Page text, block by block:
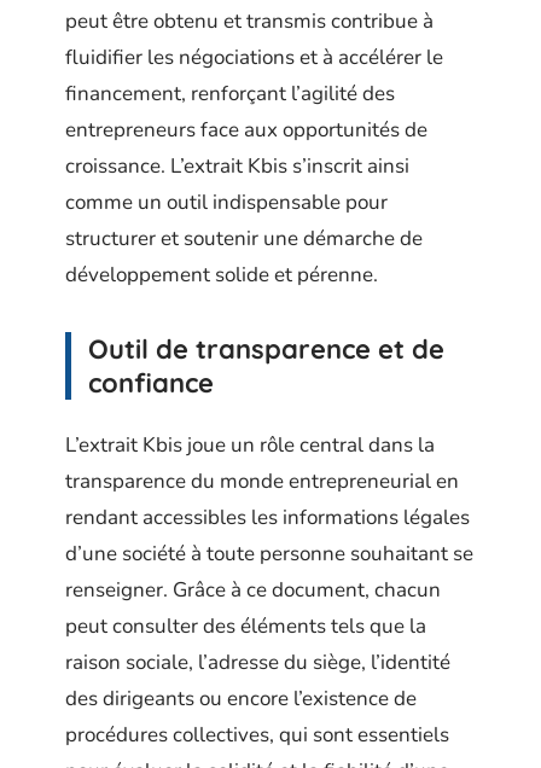
peut être obtenu et transmis contribue à
fluidifier les négociations et à accélérer le
financement, renforçant l’agilité des
entrepreneurs face aux opportunités de
croissance. L’extrait Kbis s’inscrit ainsi
comme un outil indispensable pour
structurer et soutenir une démarche de
développement solide et pérenne.
Outil de transparence et de
confiance
L’extrait Kbis joue un rôle central dans la
transparence du monde entrepreneurial en
rendant accessibles les informations légales
d’une société à toute personne souhaitant se
renseigner. Grâce à ce document, chacun
peut consulter des éléments tels que la
raison sociale, l’adresse du siège, l’identité
des dirigeants ou encore l’existence de
procédures collectives, qui sont essentiels